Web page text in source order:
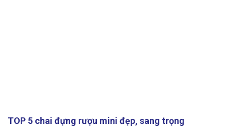
TOP 5 chai đựng rượu mini đẹp, sang trọng